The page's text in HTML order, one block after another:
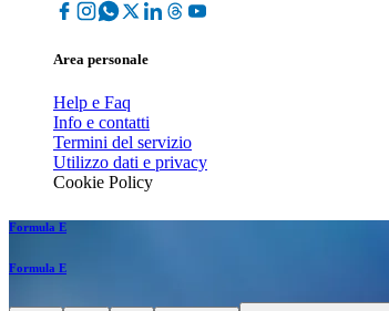
Area personale
Help e Faq
Info e contatti
Termini del servizio
Utilizzo dati e privacy
Cookie Policy
Formula E
Formula E